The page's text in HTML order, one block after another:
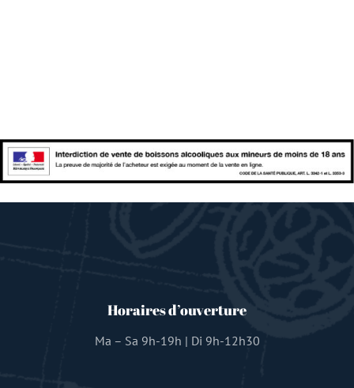
Horaires d’ouverture
Ma – Sa 9h-19h | Di 9h-12h30